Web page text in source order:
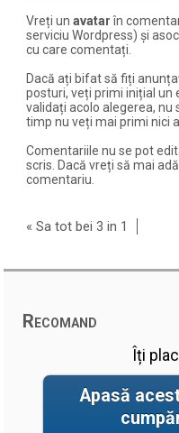
Vreți unavatarîn
serviciu Wordpress) și
cu care comentați.
Dacă ați bifat să fiți
posturi, veți primi inițial un
validați acolo alegerea, nu
timp nu veți mai primi nici
Comentariile nu se pot
scris. Dacă vreți să mai
comentariu.
«Sa tot bei 3 in 1
Recomand
Îți
Apasă